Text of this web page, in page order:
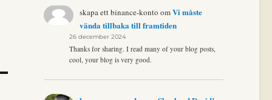
skapa ett binance-konto omVi måste
vända tillbaka till framtiden
26 december 2024
Thanks for sharing. I read many of your blog posts,
cool, your blog is very good.